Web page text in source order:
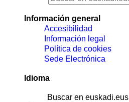
Información general
Accesibilidad
Información legal
Política de cookies
Sede Electrónica
Idioma
Buscar en euskadi.eus